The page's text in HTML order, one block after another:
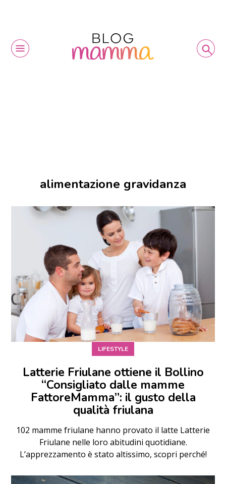
alimentazione gravidanza
LIFESTYLE
Latterie Friulane ottiene il Bollino
“Consigliato dalle mamme
FattoreMamma”: il gusto della
qualità friulana
102 mamme friulane hanno provato il latte Latterie
Friulane nelle loro abitudini quotidiane.
L’apprezzamento è stato altissimo, scopri perché!